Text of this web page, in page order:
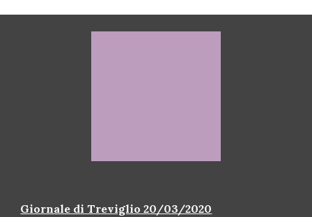
Giornale di Treviglio 20/03/2020